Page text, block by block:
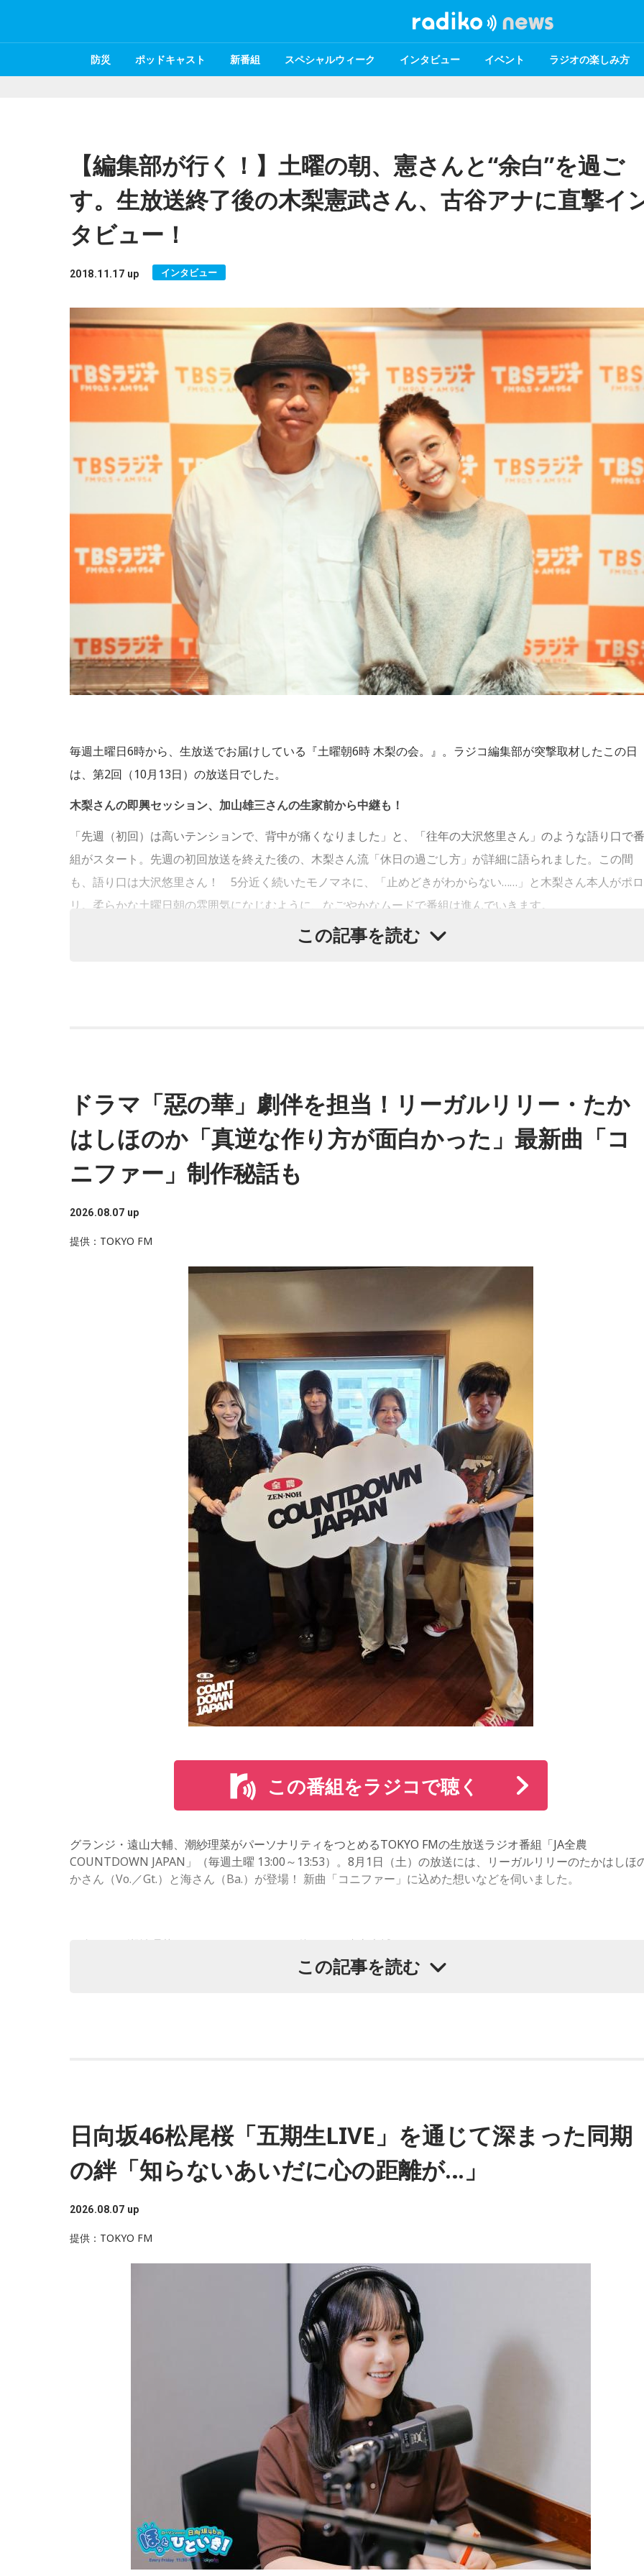
防災 ポッドキャスト 新番組 スペシャルウィーク インタビュー イベント ラジオの楽しみ方
【編集部が行く！】土曜の朝、憲さんと“余白”を過ご
す。生放送終了後の木梨憲武さん、古谷アナに直撃イ
タビュー！
2018.11.17 up インタビュー
毎週土曜日6時から、生放送でお届けしている『土曜朝6時 木梨の会。』。ラジコ編集部が突撃取材したこの日
は、第2回（10月13日）の放送日でした。
木梨さんの即興セッション、加山雄三さんの生家前から中継も！
「先週（初回）は高いテンションで、背中が痛くなりました」と、「往年の大沢悠里さん」のような語り口で番
組がスタート。先週の初回放送を終えた後の、木梨さん流「休日の過ごし方」が詳細に語られました。この間
も、語り口は大沢悠里さん！ 5分近く続いたモノマネに、「止めどきがわからない……」と木梨さん本人がポロ
リ。柔らかな土曜日朝の雰囲気になじむように、なごやかなムードで番組は進んでいきます。
木梨さんがやってみたい企画として、「リスナーからのお悩み相談」や「リスナーの夢を叶える」といったもの
し、「コスモス街道」をピアノで生披露してもらいました。演奏に合わせて、なんと木梨さんが即興セッショ
ン！ 朝一とは思えないほど素敵な声で、熱唱する木梨さんでした。
番組終盤の「交通情報コーナー」では、リスナーと電話を繋ぎ、茅ヶ崎に住む19歳（RN：いーづ）に現状の交通
うです（笑）。
番組放送後、木梨さん、古谷アナウンサー、放送作家の佐藤研さんにお時間をいただき『木梨の会。』につい
て、密着取材して参りました。
――さて、番組が始まって2回目ですが、心境はいかがでしょう。
回目はね、番組のムードというか、1時間の番組がどういう感じで、どんなテンションなのか分からない
から。西麻布の若者たちが、「タクシー一緒に乗ってく？」「もう一軒行こうよ」なんて言いながら、一人二人
と帰っていく姿を見ながらTBSへ入りました。今朝は5時11分くらいかな、まずラジオを聴かないだろう人たち
が、それぞれの目標に向かって走っていく……そんな感じを見ながらね（笑）。
2回目で、スポンサーさん情報、交通情報、ニュースも含めて、こういう1時間なんだなっていうのが、なんとな
く分かった感じですね。全体を掴むっていうか……あまりにも綺麗にできすぎる、というのが嫌なタイプなので、
――番組自体も、状況に合わせて変化していく、という感じですよね。
それが「生」のいいとこだから。録音だと編集できて、”いい尺“になっちゃうからね（笑）
――あまり打ち合わせせずに始まる、という感じでしょうか。
：「了解じゃねぇな～コレ！」みたいなね。6時から始まって7時に終わることだけ知ってくれたら（笑）。
木梨：そう、そこだけよく知ってる（笑）。
そう、もう凄くて（笑）。俺より（現場に）慣れてる!? みたいな（笑）。
木梨：ほんとスナックのママみたいな、「ハイ入って！」的なね（笑）。打ち合わせで「コスモス街道」を弾け
るらしいってことを聞いていたからさ。よくスタジオでさ、ミュージシャンが生歌とギターを合わせて、「じゃ
あ聴いてください」みたいなシーンあるじゃない？ ああいうの、憧れだったの（笑）。
それはヤダ！ めんどくせえって（笑）。
：理由が「人が足りないから」でしたもんね（笑）
まぁ、暇だったら行ってもいいんだけどね。俺一人で行くってなったら、どういう顔したらいいのよ!? 誰
か付き合ってよ（笑）。すごい恥ずかしいじゃない。一般の方からしたら、「あ、（カメラ）回ってないんだ!?」
ってなるじゃない（笑）。まぁ、それも面白いから臨機応変にやれたらいいかな。行ければ行くしさ。今日ゲス
トで来てくれたMANOさんとも、こうやって知り合いになれたし。赤坂の飲み屋で働いているから、カラオケ行
ってその後ご飯できたらいいよね。
――「リスナーがやりたいことを実現させる」という番組コンセプトの中には、「若者たちの夢を応援していき
たい」という想いがあるのでしょうか。
この記事を読む
ドラマ「惡の華」劇伴を担当！リーガルリリー・たか
はしほのか「真逆な作り方が面白かった」最新曲「コ
ニファー」制作秘話も
2026.08.07 up
提供：TOKYO FM
この番組をラジコで聴く
グランジ・遠山大輔、潮紗理菜がパーソナリティをつとめるTOKYO FMの生放送ラジオ番組「JA全農
COUNTDOWN JAPAN」（毎週土曜 13:00～13:53）。8月1日（土）の放送には、リーガルリリーのたかはしほ
かさん（Vo.／Gt.）と海さん（Ba.）が登場！ 新曲「コニファー」に込めた想いなどを伺いました。
（左から）潮紗理菜、たかはしほのかさん、海さん、遠山大輔
遠山：僕は「惡の華」が好きで、（テレビドラマ版ではW主演の）あのちゃんと鈴木福くんがめちゃくちゃ素晴
らしかったですけど、そういうドラマの音楽って、どう作っていくの？
作り方とは全然違って……ドラマの映像にいかに没頭させるかが重要というか。リーガルリリーでは、音楽を聴い
てほしくて作っているんですけれど、ドラマの音楽は、映像を観てもらわないといけないので、逆に聴いてもら
遠山：リーガルリリーは、7月11日（土）に新曲「コニファー」を配信リリースしました。おめでとうございま
ほのか・海：ありがとうございます。
潮：「コニファー」はテレビアニメ「これ描いて死ね」のエンディングテーマとなっています。
遠山：テレビアニメの楽曲を手がけるのは初めてじゃないよね？
ほのか：はい。
この記事を読む
日向坂46松尾桜「五期生LIVE」を通じて深まった同期
の絆「知らないあいだに心の距離が…」
2026.08.07 up
提供：TOKYO FM